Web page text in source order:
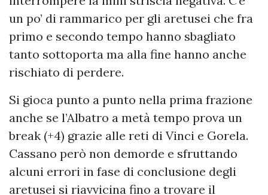
un po’ di rammarico per gli aretusei che fra
primo e secondo tempo hanno sbagliato
tanto sottoporta ma alla fine hanno anche
rischiato di perdere.
Si gioca punto a punto nella prima frazione
anche se l’Albatro a metà tempo prova un
break (+4) grazie alle reti di Vinci e Gorela.
Cassano però non demorde e sfruttando
alcuni errori in fase di conclusione degli
aretusei si riavvicina fino a trovare il